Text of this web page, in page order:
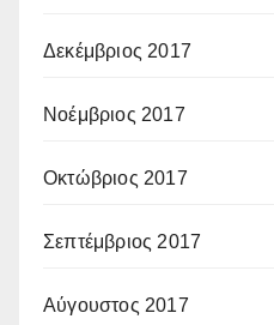
Δεκέμβριος 2017
Νοέμβριος 2017
Οκτώβριος 2017
Σεπτέμβριος 2017
Αύγουστος 2017